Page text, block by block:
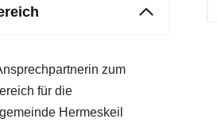
zum
für die
Hermeskeil